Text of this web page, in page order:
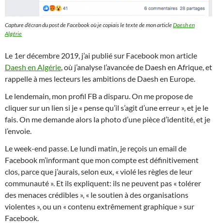
Capture d’écran du post de Facebook où je copiais le texte de mon articleDaesh en
Algérie
Le 1er décembre 2019, j’ai publié sur Facebook mon article
Daesh en Algérie , où j’analyse l’avancée de Daesh en Afrique, et
rappelle à mes lecteurs les ambitions de Daesh en Europe.
Le lendemain, mon profil FB a disparu. On me propose de
cliquer sur un lien si je « pense qu’il s’agit d’une erreur », et je le
fais. On me demande alors la photo d’une pièce d’identité, et je
l’envoie.
Le week-end passe. Le lundi matin, je reçois un email de
Facebook m’informant que mon compte est définitivement
clos, parce que j’aurais, selon eux, « violé les règles de leur
communauté ». Et ils expliquent: ils ne peuvent pas « tolérer
des menaces crédibles », « le soutien à des organisations
violentes », ou un « contenu extrêmement graphique » sur
Facebook.